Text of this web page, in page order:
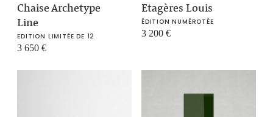
Chaise Archetype
Line
EDITION LIMITÉE DE 12
3 650€
Etagères Louis
ÉDITION NUMÉROTÉE
3 200 €